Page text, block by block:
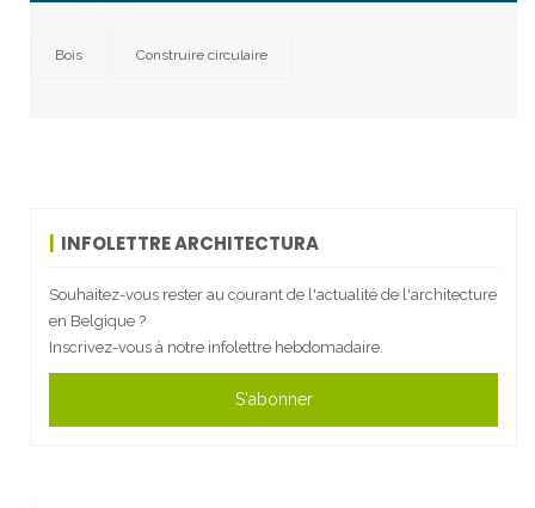
Bois Construire circulaire
INFOLETTRE ARCHITECTURA
Souhaitez-vous rester au courant de l'actualité de l'architecture
en Belgique ?
Inscrivez-vous à notre infolettre hebdomadaire.
S'abonner